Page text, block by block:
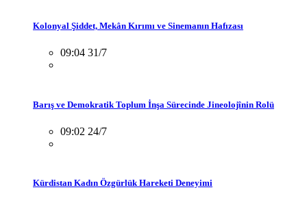
Kolonyal Şiddet, Mekân Kırımı ve Sinemanın Hafızası
09:04 31/7
Barış ve Demokratik Toplum İnşa Sürecinde Jineolojînin Rolü
09:02 24/7
Kürdistan Kadın Özgürlük Hareketi Deneyimi